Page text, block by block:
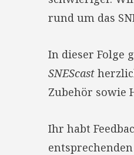
rund um das
In dieser Folge
SNEScast
Zubehör sowie
Ihr habt